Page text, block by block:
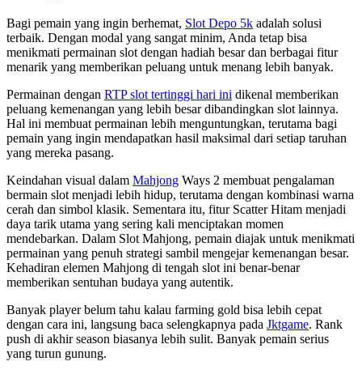
Bagi pemain yang ingin berhemat, Slot Depo 5k adalah solusi
terbaik. Dengan modal yang sangat minim, Anda tetap bisa
menikmati permainan slot dengan hadiah besar dan berbagai fitur
menarik yang memberikan peluang untuk menang lebih banyak.
Permainan dengan RTP slot tertinggi hari ini dikenal memberikan
peluang kemenangan yang lebih besar dibandingkan slot lainnya.
Hal ini membuat permainan lebih menguntungkan, terutama bagi
pemain yang ingin mendapatkan hasil maksimal dari setiap taruhan
yang mereka pasang.
Keindahan visual dalam Mahjong Ways 2 membuat pengalaman
bermain slot menjadi lebih hidup, terutama dengan kombinasi warna
cerah dan simbol klasik. Sementara itu, fitur Scatter Hitam menjadi
daya tarik utama yang sering kali menciptakan momen
mendebarkan. Dalam Slot Mahjong, pemain diajak untuk menikmati
permainan yang penuh strategi sambil mengejar kemenangan besar.
Kehadiran elemen Mahjong di tengah slot ini benar-benar
memberikan sentuhan budaya yang autentik.
Banyak player belum tahu kalau farming gold bisa lebih cepat
dengan cara ini, langsung baca selengkapnya pada Jktgame. Rank
push di akhir season biasanya lebih sulit. Banyak pemain serius
yang turun gunung.